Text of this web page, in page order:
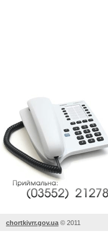
chortkivrr.gov.ua © 2011